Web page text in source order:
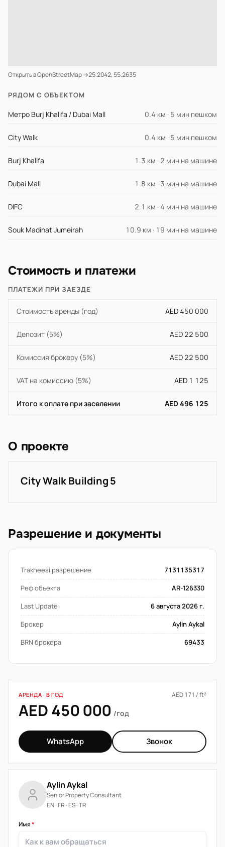
Открыть в OpenStreetMap →25.2042, 55.2635
РЯДОМ С ОБЪЕКТОМ
Метро Burj Khalifa / Dubai Mall 0.4 км · 5 мин пешком
City Walk 0.4 км · 5 мин пешком
Burj Khalifa 1.3 км · 2 мин на машине
Dubai Mall 1.8 км · 3 мин на машине
DIFC 2.1 км · 4 мин на машине
Souk Madinat Jumeirah 10.9 км · 19 мин на машине
Стоимость и платежи
ПЛАТЕЖИ ПРИ ЗАЕЗДЕ
Стоимость аренды (год) AED 450 000
Депозит (5%) AED 22 500
Комиссия брокеру (5%) AED 22 500
VAT на комиссию (5%) AED 1 125
Итого к оплате при заселении AED 496 125
О проекте
City Walk Building 5
Разрешение и документы
Trakheesi разрешение
7131135317
Реф объекта
AR-126330
Last Update
6 августа 2026 г.
Брокер
Aylin Aykal
BRN брокера
69433
АРЕНДА · В ГОД AED 171 / ft²
AED 450 000 /год
WhatsApp Звонок
Aylin Aykal
Senior Property Consultant
EN · FR · ES · TR
Имя*